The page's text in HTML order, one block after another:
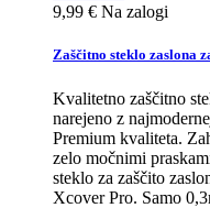
9,99 € Na zalogi
Zaščitno steklo zaslona
Kvalitetno zaščitno
narejeno z
Premium kvaliteta.
zelo močnimi
steklo za zaščito
Xcover Pro. Samo